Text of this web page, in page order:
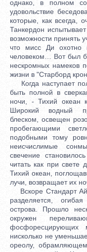
однако, в полном
удовольствие
которые, как всегда,
Танкердон
возможности принять
что мисс Ди охотно
человеком… Вот был
нескромных намеков
жизни в "Старборд
Когда наступает
быть полной в
ночи, - Тихий океан
Широкий водный
блеском, освещен
пробегающими
подобными тому
неисчислимые
свечение
читать как при свете
Тихий океан,
лучи, возвращает их
Вскоре Стандарт
разделяется,
острова. Прошло
окружен
фосфоресцирующих
нисколько не
ореолу,